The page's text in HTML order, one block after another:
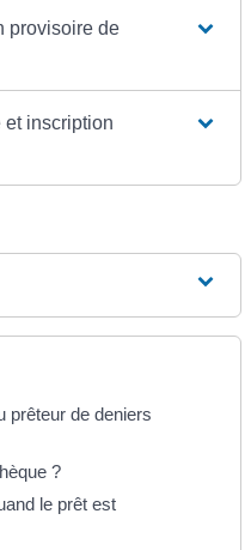
provisoire de
et inscription
prêteur de deniers
?
le prêt est